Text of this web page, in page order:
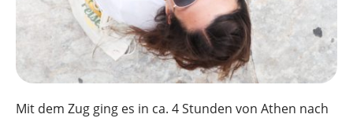
Mit dem Zug ging es in ca. 4 Stunden von Athen nach